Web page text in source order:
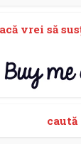
vrei să
caută